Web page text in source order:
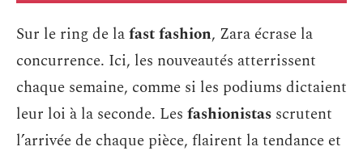
Sur le ring de lafast fashion, Zara écrase la
concurrence. Ici, les nouveautés atterrissent
chaque semaine, comme si les podiums dictaient
leur loi à la seconde. Les fashionistas scrutent
l’arrivée de chaque pièce, flairent la tendance et